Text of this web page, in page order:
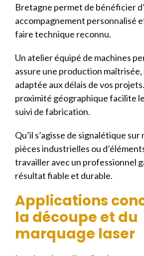
Bretagne permet de bénéficier
accompagnement personnalisé
faire technique reconnu.
Un atelier équipé de machines
assure une production
adaptée aux délais de vos
proximité géographique facilite
suivi de fabrication.
Qu’il s’agisse de signalétique sur
pièces industrielles ou
travailler avec un professionnel
résultat fiable et durable.
Applications
la découpe et du
marquage laser